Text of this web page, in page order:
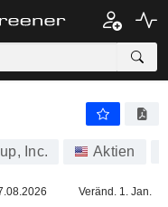
Inc. Aktien
Veränd. 1. Jan.